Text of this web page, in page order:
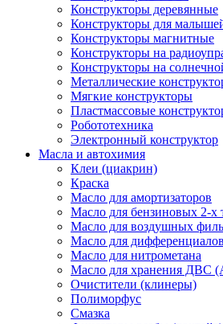
Конструкторы деревянные
Конструкторы для
Конструкторы магнитные
Конструкторы на
Конструкторы на
Металлические
Мягкие конструкторы
Пластмассовые
Робототехника
Электронный конструктор
Масла и автохимия
Клеи (циакрин)
Краска
Масло для амортизаторов
Масло для бензиновых 2-х
Масло для воздушных
Масло для дифференциалов
Масло для нитрометана
Масло для хранения ДВС
Очистители (клинеры)
Полиморфус
Смазка